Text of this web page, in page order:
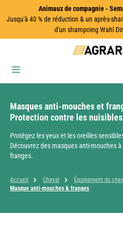
Passer au contenu principal
Animaux de compagnie -
Jusqu'à 40 % de réduction & un après-
d'un shampoing Wahl
Masques anti-mouches et
Protection contre les nuisibles
Protégez les yeux et les oreilles
Découvrez des masques anti-mouches
franges.
Accueil Cheval Équipement du
Masque anti-mouches & franges